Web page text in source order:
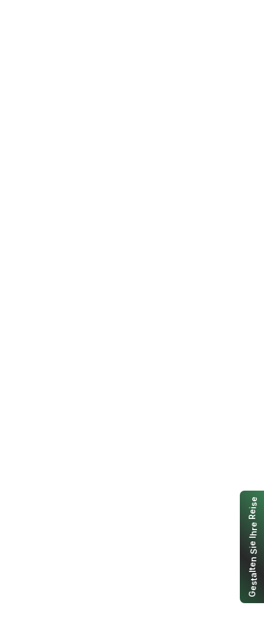
G
e
s
t
a
l
t
e
n
S
i
e
I
h
r
e
R
e
i
s
e